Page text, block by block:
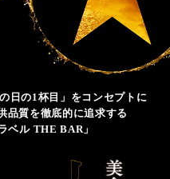
』30th Anniv.
THE STAR JAM』
限定デザイン缶数量限
SHOP
BAR
飲めるお店
日の1杯目」をコンセプトに
品質を徹底的に追求する
ベル THE BAR」